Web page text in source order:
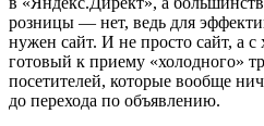
розницы — нет, ведь для
нужен сайт. И не просто сайт, а
готовый к приему «холодного»
посетителей, которые вообще
до перехода по объявлению.